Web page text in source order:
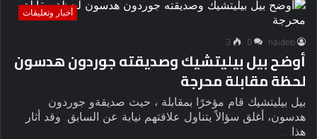
أخبار وتعليقات
haideb
0
3
أوضح بيل بيليتشيك وصديقته جوردون هدسون
لحظة مقابلة محرجة
بيل بيليتشيك قام مؤخرًا بمقابلة ، حيث صديقةو جوردون
هدسون، أغلق سؤالاً يتناول علاقتهم نيابة عن السابق. وقد أثار
هذا…